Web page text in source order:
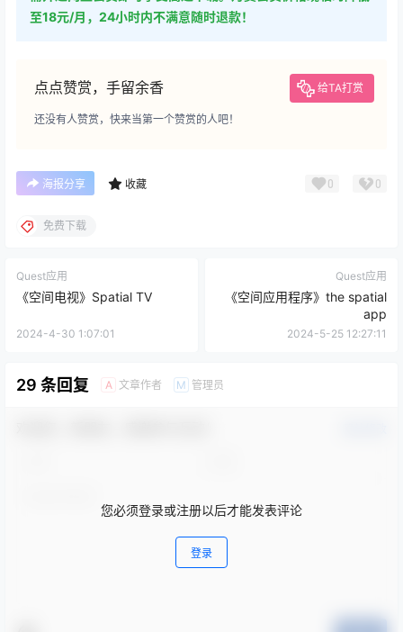
至18元/月，24小时内不满意随时退款！
点点赞赏，手留余香 给TA打赏
还没有人赞赏，快来当第一个赞赏的人吧！
海报分享 收藏 0 0
免费下载
Quest应用
《空间电视》Spatial TV
2024-4-30 1:07:01
Quest应用
《空间应用程序》the spatial
app
2024-5-25 12:27:11
29 条回复 A 文章作者 M 管理员
您必须登录或注册以后才能发表评论
登录